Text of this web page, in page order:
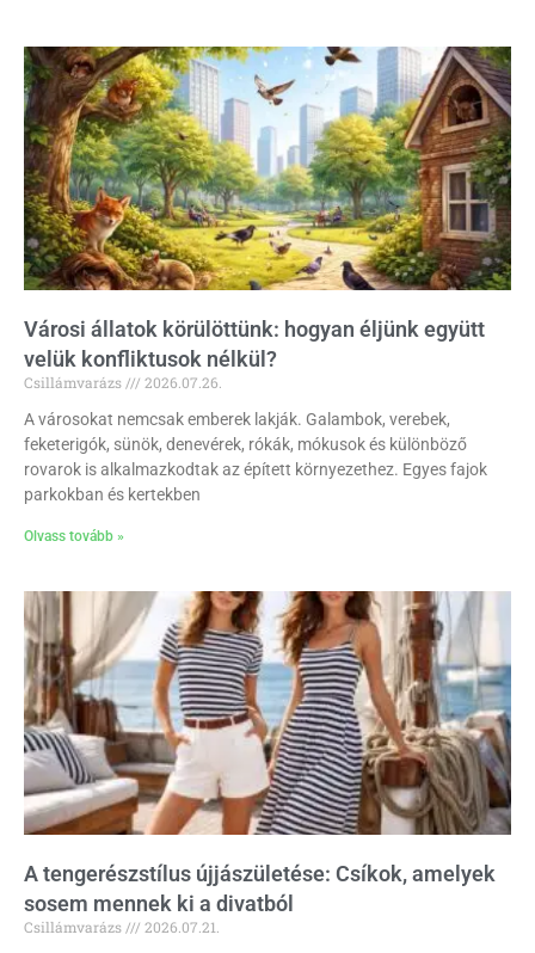
Városi állatok körülöttünk: hogyan éljünk együtt
velük konfliktusok nélkül?
Csillámvarázs
2026.07.26.
A városokat nemcsak emberek lakják. Galambok, verebek,
feketerigók, sünök, denevérek, rókák, mókusok és különböző
rovarok is alkalmazkodtak az épített környezethez. Egyes fajok
parkokban és kertekben
Olvass tovább »
A tengerészstílus újjászületése: Csíkok, amelyek
sosem mennek ki a divatból
Csillámvarázs
2026.07.21.